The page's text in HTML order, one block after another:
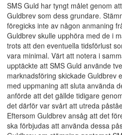
SMS Guld har tyngt målet genom
Guldbrev som dess grundare.
föregicks inte av någon anmaning
Guldbrev skulle upphöra med de i
trots att den eventuella tidsförlust
vara minimal. Värt att notera i
upptäckte att SMS Guld använde
marknadsföring skickade Guldbrev
med uppmaning att sluta använda
anförde att det gällde tidigare
det därför var svårt att utreda
Eftersom Guldbrev ansåg att det
ska förbjudas att använda dessa